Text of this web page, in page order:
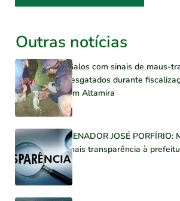
Outras notícias
Galos com sinais de maus-
resgatados durante
em Altamira
SENADOR JOSÉ PORFÍRIO:
mais transparência à